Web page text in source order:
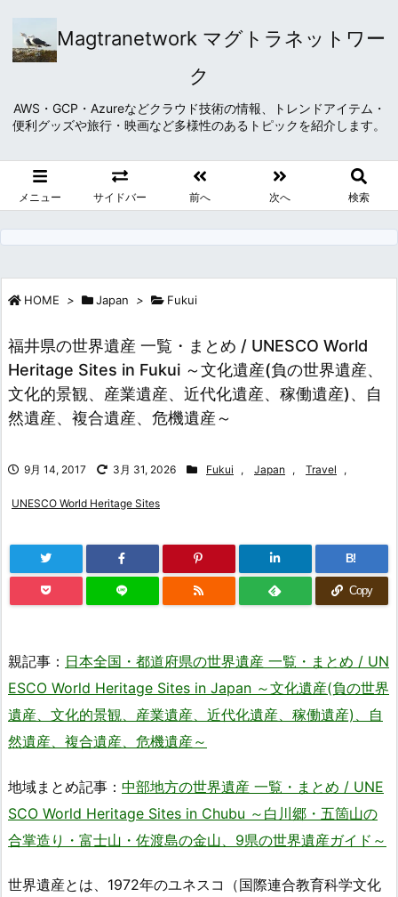
Magtranetwork マグトラネットワー
ク
AWS・GCP・Azureなどクラウド技術の情報、トレンドアイテム・
便利グッズや旅行・映画など多様性のあるトピックを紹介します。
メニュー サイドバー 前へ 次へ 検索
HOME > Japan > Fukui
福井県の世界遺産 一覧・まとめ / UNESCO World
Heritage Sites in Fukui ～文化遺産(負の世界遺産、
文化的景観、産業遺産、近代化遺産、稼働遺産)、自
然遺産、複合遺産、危機遺産～
9月 14, 2017 3月 31, 2026 Fukui , Japan , Travel ,
UNESCO World Heritage Sites
B!
Copy
親記事： 日本全国・都道府県の世界遺産 一覧・まとめ / UN
ESCO World Heritage Sites in Japan ～文化遺産(負の世界
遺産、文化的景観、産業遺産、近代化遺産、稼働遺産)、自
然遺産、複合遺産、危機遺産～
地域まとめ記事： 中部地方の世界遺産 一覧・まとめ / UNE
SCO World Heritage Sites in Chubu ～白川郷・五箇山の
合掌造り・富士山・佐渡島の金山、9県の世界遺産ガイド～
世界遺産とは、1972年のユネスコ（国際連合教育科学文化